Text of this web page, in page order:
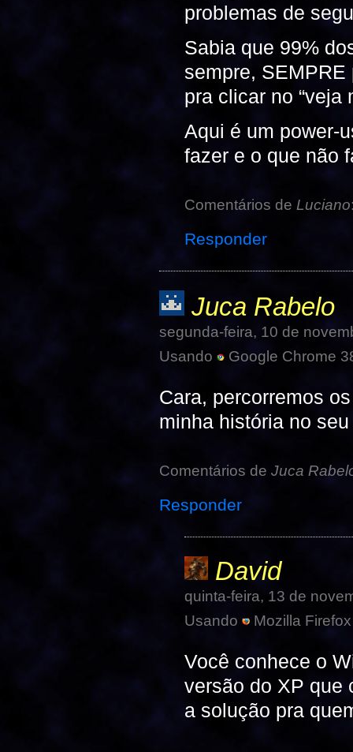
problemas de
Sabia que 99%
sempre,
pra clicar no “veja
Aqui é um power-
fazer e o que não
Comentários de Luciano
Responder
Juca Rabelo
segunda-feira, 10 de
Usando
Google Chrome
Cara, percorremos
minha história no
Comentários deJuca
Responder
David
quinta-feira, 13 de
Usando
Mozilla
Você conhece o
versão do XP que
a solução pra